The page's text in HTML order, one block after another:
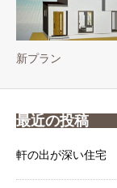
新プラン
最近の投稿
軒の出が深い住宅